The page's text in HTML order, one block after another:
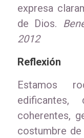
expresa
de Dios.
2012
Reflexión
Estamos
edificantes,
coherentes,
costumbre